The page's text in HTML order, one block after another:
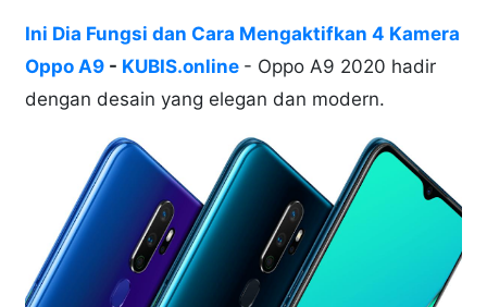
Ini Dia Fungsi dan Cara Mengaktifkan 4 Kamera
Oppo A9 - KUBIS.online - Oppo A9 2020 hadir
dengan desain yang elegan dan modern.